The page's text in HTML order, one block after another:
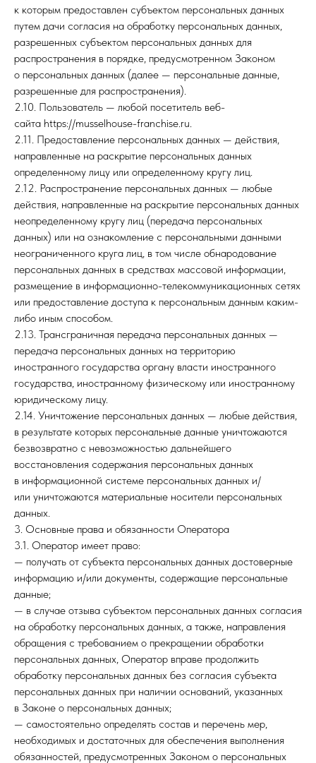
к которым предоставлен субъектом персональных данных
путем дачи согласия на обработку персональных данных,
разрешенных субъектом персональных данных для
распространения в порядке, предусмотренном Законом
о персональных данных (далее — персональные данные,
разрешенные для распространения).
2.10. Пользователь — любой посетитель веб-
сайта https://musselhouse-franchise.ru.
2.11. Предоставление персональных данных — действия,
направленные на раскрытие персональных данных
определенному лицу или определенному кругу лиц.
2.12. Распространение персональных данных — любые
действия, направленные на раскрытие персональных данных
неопределенному кругу лиц (передача персональных
данных) или на ознакомление с персональными данными
неограниченного круга лиц, в том числе обнародование
персональных данных в средствах массовой информации,
размещение в информационно-телекоммуникационных сетях
или предоставление доступа к персональным данным каким-
либо иным способом.
2.13. Трансграничная передача персональных данных —
передача персональных данных на территорию
иностранного государства органу власти иностранного
государства, иностранному физическому или иностранному
юридическому лицу.
2.14. Уничтожение персональных данных — любые действия,
в результате которых персональные данные уничтожаются
безвозвратно с невозможностью дальнейшего
восстановления содержания персональных данных
в информационной системе персональных данных и/
или уничтожаются материальные носители персональных
данных.
3. Основные права и обязанности Оператора
3.1. Оператор имеет право:
— получать от субъекта персональных данных достоверные
информацию и/или документы, содержащие персональные
данные;
— в случае отзыва субъектом персональных данных согласия
на обработку персональных данных, а также, направления
обращения с требованием о прекращении обработки
персональных данных, Оператор вправе продолжить
обработку персональных данных без согласия субъекта
персональных данных при наличии оснований, указанных
в Законе о персональных данных;
— самостоятельно определять состав и перечень мер,
необходимых и достаточных для обеспечения выполнения
обязанностей, предусмотренных Законом о персональных